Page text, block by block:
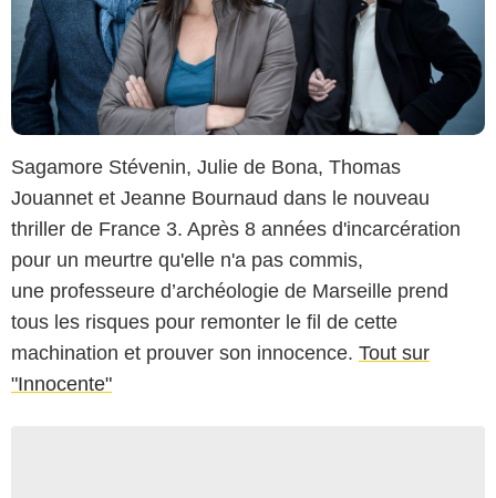
Sagamore Stévenin, Julie de Bona, Thomas
Jouannet et Jeanne Bournaud dans le nouveau
thriller de France 3. Après 8 années d'incarcération
pour un meurtre qu'elle n'a pas commis,
une professeure d’archéologie de Marseille prend
tous les risques pour remonter le fil de cette
machination et prouver son innocence. Tout sur
"Innocente"